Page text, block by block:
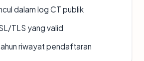
dalam log CT publik
TLS yang valid
riwayat pendaftaran